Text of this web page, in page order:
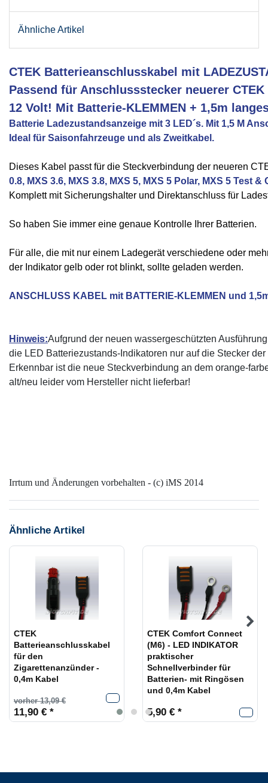
Ähnliche Artikel
CTEK Batterieanschlusskabel mit
Passend für Anschlussstecker neuerer CTEK
12 Volt! Mit Batterie-KLEMMEN + 1,5m
Batterie Ladezustandsanzeige mit 3 LED´s. Mit 1,5 M
Ideal für Saisonfahrzeuge und als Zweitkabel.
Dieses Kabel passt für die Steckverbindung der neueren
0.8, MXS 3.6, MXS 3.8, MXS 5, MXS 5 Polar, MXS 5 Test
Komplett mit Sicherungshalter und Direktanschluss für
So haben Sie immer eine genaue Kontrolle Ihrer Batterien.
Für alle, die mit nur einem Ladegerät verschiedene oder
der Indikator gelb oder rot blinkt, sollte geladen werden.
ANSCHLUSS KABEL mit BATTERIE-KLEMMEN und
Hinweis:Aufgrund der neuen wassergeschützten
die LED Batteriezustands-Indikatoren nur auf die Stecker
Erkennbar ist die neue Steckverbindung an dem orange-
alt/neu leider vom Hersteller nicht lieferbar!
Irrtum und Änderungen vorbehalten - (c) iMS 2014
Ähnliche Artikel
CTEK
Batterieanschlusskabel
für den
Zigarettenanzünder -
0,4m Kabel
vorher 13,09 €
11,90 € *
CTEK Comfort Connect
(M6) - LED INDIKATOR
praktischer
Schnellverbinder für
Batterien- mit Ringösen
und 0,4m Kabel
5,90 € *